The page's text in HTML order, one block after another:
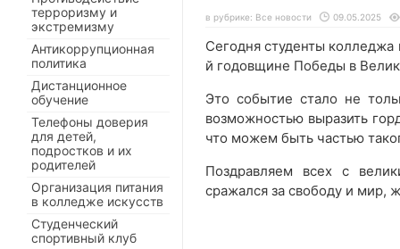
в рубрике: Все новости 09.05.2025
Сегодня студенты
й годовщине Победы в
Это событие стало не
возможностью выразить
что можем быть частью
Поздравляем всех с
сражался за свободу и мир,
терроризму и
экстремизму
Антикоррупционная
политика
Дистанционное
обучение
Телефоны доверия
для детей,
подростков и их
родителей
Организация питания
в колледже искусств
Студенческий
спортивный клуб